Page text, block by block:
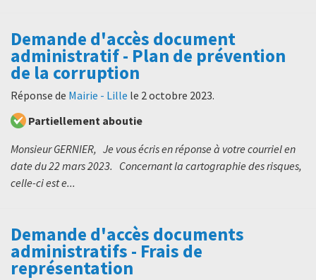
Demande d'accès document
administratif - Plan de prévention
de la corruption
Réponse de Mairie - Lille le 2 octobre 2023.
Partiellement aboutie
Monsieur GERNIER, Je vous écris en réponse à votre courriel en
date du 22 mars 2023. Concernant la cartographie des risques,
celle-ci est e...
Demande d'accès documents
administratifs - Frais de
représentation